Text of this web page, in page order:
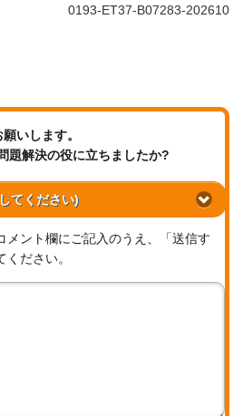
0193-ET37-B07283-202610
いします。
題解決の役に立ちましたか?
てください)
メント欄にご記入のうえ、「送信す
ださい。